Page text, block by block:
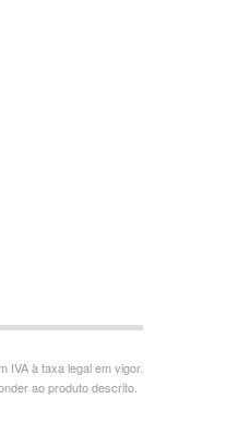
IVA à taxa legal em vigor.
ao produto descrito.